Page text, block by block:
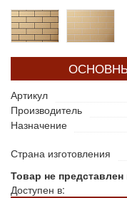
Артикул
Производитель
Назначение
Страна изготовления
Товар не
Доступен в: